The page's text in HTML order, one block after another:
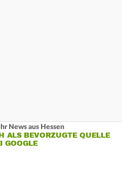
News aus Hessen
ALS BEVORZUGTE QUELLE
GOOGLE